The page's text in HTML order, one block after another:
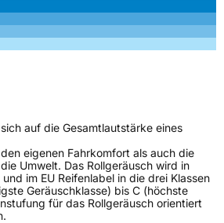
auf die Gesamtlautstärke eines
eigenen Fahrkomfort als auch die
Umwelt. Das Rollgeräusch wird in
im EU Reifenlabel in die drei Klassen
Geräuschklasse) bis C (höchste
für das Rollgeräusch orientiert